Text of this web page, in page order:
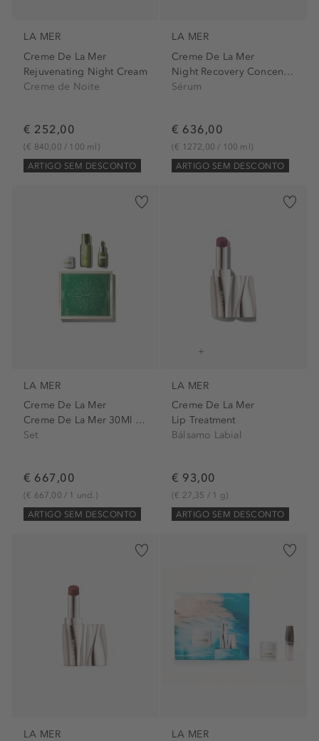
LA MER
Creme De La Mer
Rejuvenating Night Cream
Creme de Noite
€ 252,00
(€ 840,00 / 100 ml)
ARTIGO SEM DESCONTO
LA MER
Creme De La Mer
Night Recovery Concentrate
Sérum
€ 636,00
(€ 1272,00 / 100 ml)
ARTIGO SEM DESCONTO
LA MER
Creme De La Mer
Creme De La Mer 30Ml Set
Set
€ 667,00
(€ 667,00 / 1 und.)
ARTIGO SEM DESCONTO
LA MER
Creme De La Mer
Lip Treatment
Bálsamo Labial
€ 93,00
(€ 27,35 / 1 g)
ARTIGO SEM DESCONTO
LA MER
LA MER